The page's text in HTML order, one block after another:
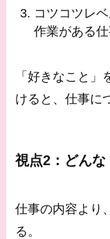
コツコツレ
作業がある
「好きなこと
けると、仕事に
視点2：どん
仕事の内容より
る。